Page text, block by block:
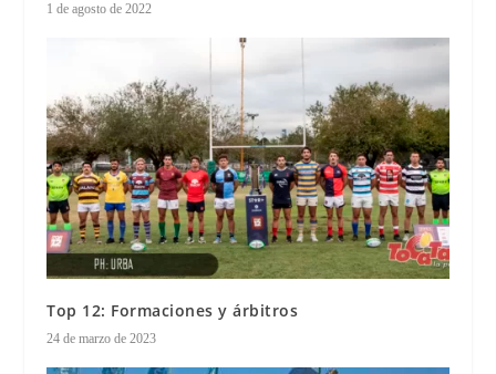
1 de agosto de 2022
Top 12: Formaciones y árbitros
24 de marzo de 2023